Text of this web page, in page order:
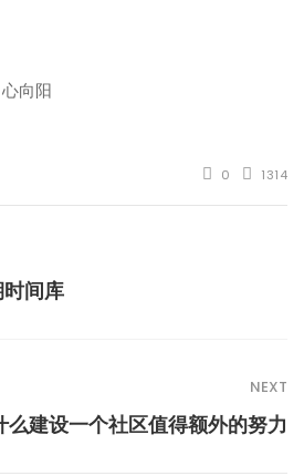
向阳
0 1314
间库
NEXT
么建设一个社区值得额外的努力